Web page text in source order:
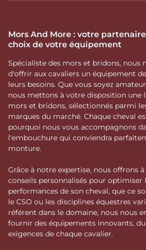
Mors And More : votre
choix de votre équipement
Spécialiste des mors et bridons, nous
d'offrir aux cavaliers un équipement
leurs besoins. Que vous soyez
nous mettons à votre disposition une
mors et bridons, sélectionnés parmi
marques du marché. Chaque cheval
pourquoi nous vous accompagnons
l'embouchure qui conviendra
monture.
Grâce à notre expertise, nous offrons
conseils personnalisés pour optimiser
performances de son cheval, que ce
le CSO ou les disciplines équestres
référent dans le domaine, nous nous
fournir des équipements innovants,
exigences de chaque cavalier.